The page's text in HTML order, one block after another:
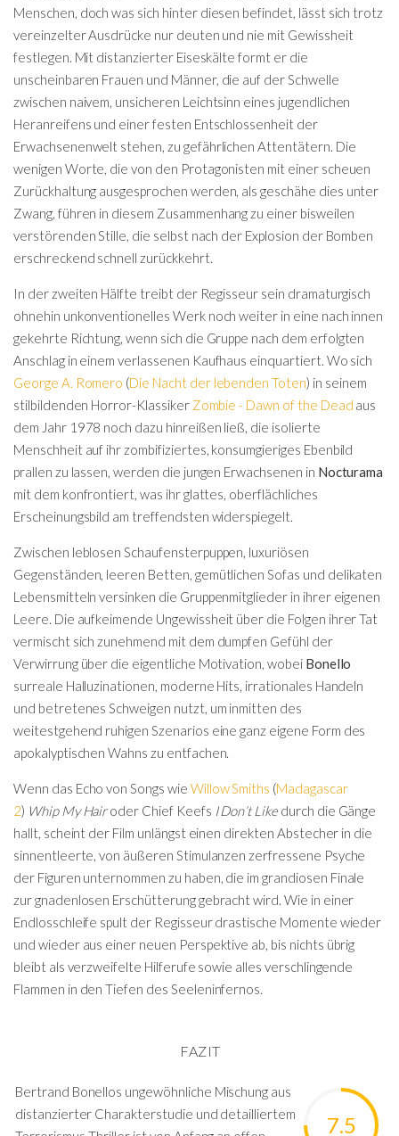
Menschen, doch was sich hinter diesen befindet, lässt sich trotz
vereinzelter Ausdrücke nur deuten und nie mit Gewissheit
festlegen. Mit distanzierter Eiseskälte formt er die
unscheinbaren Frauen und Männer, die auf der Schwelle
zwischen naivem, unsicheren Leichtsinn eines jugendlichen
Heranreifens und einer festen Entschlossenheit der
Erwachsenenwelt stehen, zu gefährlichen Attentätern. Die
wenigen Worte, die von den Protagonisten mit einer scheuen
Zurückhaltung ausgesprochen werden, als geschähe dies unter
Zwang, führen in diesem Zusammenhang zu einer bisweilen
verstörenden Stille, die selbst nach der Explosion der Bomben
erschreckend schnell zurückkehrt.
In der zweiten Hälfte treibt der Regisseur sein dramaturgisch
ohnehin unkonventionelles Werk noch weiter in eine nach innen
gekehrte Richtung, wenn sich die Gruppe nach dem erfolgten
Anschlag in einem verlassenen Kaufhaus einquartiert. Wo sich
George A. Romero (Die Nacht der lebenden Toten) in seinem
stilbildenden Horror-Klassiker Zombie - Dawn of the Dead aus
dem Jahr 1978 noch dazu hinreißen ließ, die isolierte
Menschheit auf ihr zombifiziertes, konsumgieriges Ebenbild
prallen zu lassen, werden die jungen Erwachsenen in Nocturama
mit dem konfrontiert, was ihr glattes, oberflächliches
Erscheinungsbild am treffendsten widerspiegelt.
Zwischen leblosen Schaufensterpuppen, luxuriösen
Gegenständen, leeren Betten, gemütlichen Sofas und delikaten
Lebensmitteln versinken die Gruppenmitglieder in ihrer eigenen
Leere. Die aufkeimende Ungewissheit über die Folgen ihrer Tat
vermischt sich zunehmend mit dem dumpfen Gefühl der
Verwirrung über die eigentliche Motivation, wobei Bonello
surreale Halluzinationen, moderne Hits, irrationales Handeln
und betretenes Schweigen nutzt, um inmitten des
weitestgehend ruhigen Szenarios eine ganz eigene Form des
apokalyptischen Wahns zu entfachen.
Wenn das Echo von Songs wie Willow Smiths (Madagascar
2) Whip My Hairoder Chief Keefs I Don’t Likedurch die Gänge
hallt, scheint der Film unlängst einen direkten Abstecher in die
sinnentleerte, von äußeren Stimulanzen zerfressene Psyche
der Figuren unternommen zu haben, die im grandiosen Finale
zur gnadenlosen Erschütterung gebracht wird. Wie in einer
Endlosschleife spult der Regisseur drastische Momente wieder
und wieder aus einer neuen Perspektive ab, bis nichts übrig
bleibt als verzweifelte Hilferufe sowie alles verschlingende
Flammen in den Tiefen des Seeleninfernos.
FAZIT
7.5
Bertrand Bonellos ungewöhnliche Mischung aus
distanzierter Charakterstudie und detailliertem